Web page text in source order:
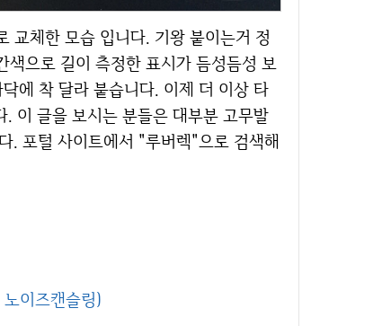
으로 길이 측정한 표시가 듬성듬성 보
에 착 달라 붙습니다. 이제 더 이상 타
이 글을 보시는 분들은 대부분 고무발
. 포털 사이트에서 "루버렉"으로 검색해
이즈캔슬링)